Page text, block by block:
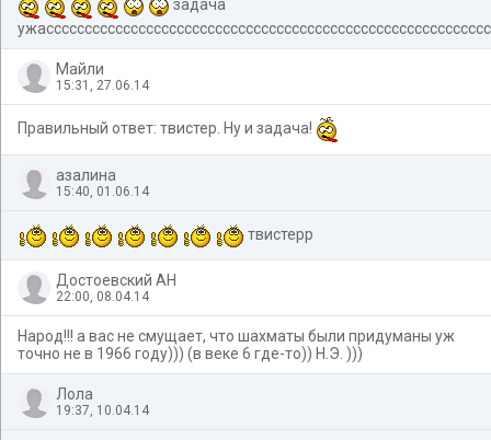
задача
Майли
15:31, 27.06.14
Правильный ответ: твистер. Ну и задача!
азалина
15:40, 01.06.14
твистерр
Достоевский АН
22:00, 08.04.14
Народ!!! а вас не смущает, что шахматы были придуманы уж
точно не в 1966 году))) (в веке 6 где-то)) Н.Э. )))
Лола
19:37, 10.04.14